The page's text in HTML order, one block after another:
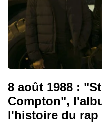
8 août 1988 :
Compton",
l'histoire du rap